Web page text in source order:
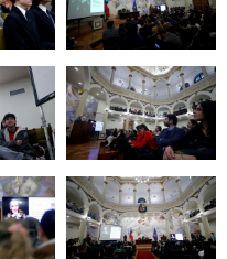
Zoom
Zoom